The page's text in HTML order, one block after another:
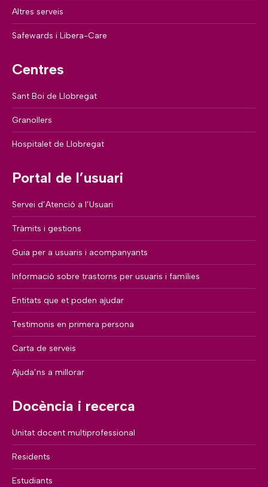
Altres serveis
Safewards i Libera-Care
Centres
Sant Boi de Llobregat
Granollers
Hospitalet de Llobregat
Portal de l’usuari
Servei d’Atenció a l’Usuari
Tràmits i gestions
Guia per a usuaris i acompanyants
Informació sobre trastorns per usuaris i famílies
Entitats que et poden ajudar
Testimonis en primera persona
Carta de serveis
Ajuda’ns a millorar
Docència i recerca
Unitat docent multiprofessional
Residents
Estudiants